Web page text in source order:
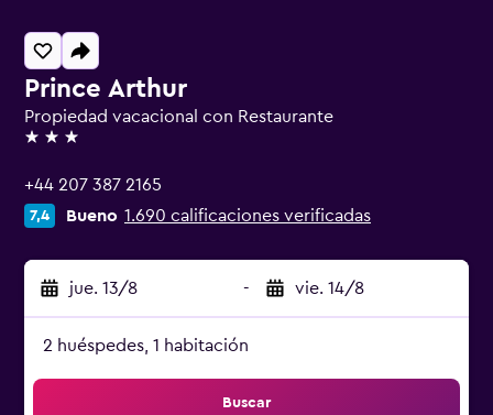
Prince Arthur
Propiedad vacacional con Restaurante
3 estrellas
+44 207 387 2165
7,4 Bueno 1.690 calificaciones verificadas
jue. 13/8 - vie. 14/8
2 huéspedes, 1 habitación
Buscar